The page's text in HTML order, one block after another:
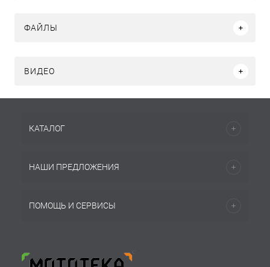
ФАЙЛЫ
ВИДЕО
КАТАЛОГ
НАШИ ПРЕДЛОЖЕНИЯ
ПОМОЩЬ И СЕРВИСЫ